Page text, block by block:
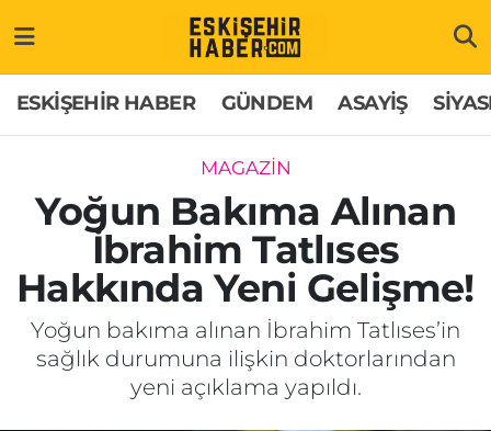
ESKİŞEHİR HABER GÜNDEM ASAYİŞ
MAGAZİN
Yoğun Bakıma Alınan
İbrahim Tatlıses
Hakkında Yeni Gelişme!
Yoğun bakıma alınan İbrahim Tatlıses’in
sağlık durumuna ilişkin doktorlarından
yeni açıklama yapıldı.
GÜNDEM
ASAYİŞ
SİYASET
EKONOMİ
SAĞLIK
Hakkımızda
İletişim
Künye
Odunpazarı Trafik Yoğunluk Haritası
Süper Lig Puan Durumu ve Fikstür
Tüm Manşetler
Son Dakika Haberleri
Haber Arşivi